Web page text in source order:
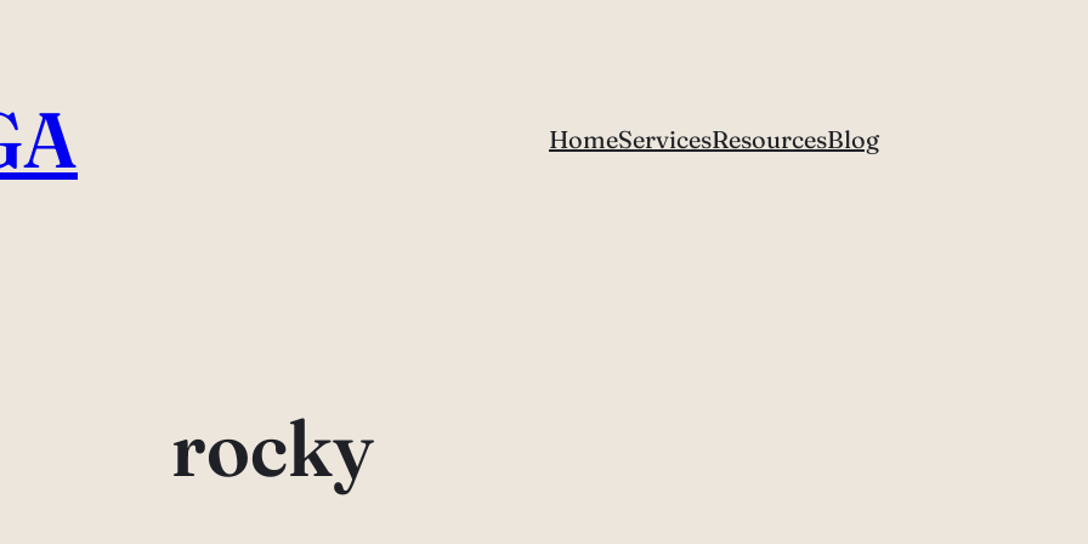
HomeServicesResourcesBlog
rocky